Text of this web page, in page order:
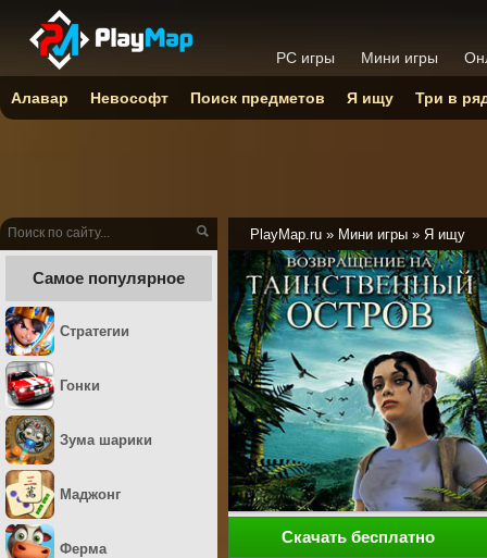
PlayMap.ru » Мини игры » Я ищу
Скачать бесплатно
Самое популярное
Стратегии
Гонки
Зума шарики
Маджонг
Ферма
PC игры Мини игры
Алавар Невософт Поиск предметов Я ищу Три в